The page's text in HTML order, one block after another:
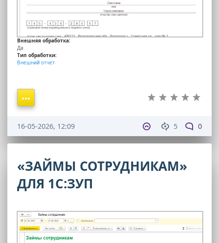
Внешняя обработка:
Да
Тип обработки:
Внешний отчет
5 0
16-05-2026, 12:09
«ЗАЙМЫ СОТРУДНИКАМ»
ДЛЯ 1С:ЗУП